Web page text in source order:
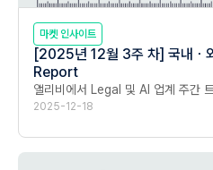
마켓 인사이트
[2025년 12월 3주 차] 국내
Report
앨리비에서 Legal 및 AI 업계 주간
2025-12-18